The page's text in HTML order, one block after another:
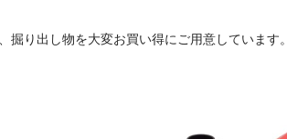
掘り出し物を大変お買い得にご用意しています。